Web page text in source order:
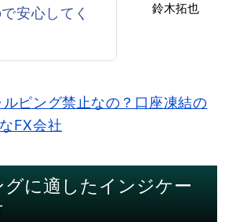
鈴木拓也
安心してく
ピング禁止なの？口座凍結の
FX会社
に適したインジケー